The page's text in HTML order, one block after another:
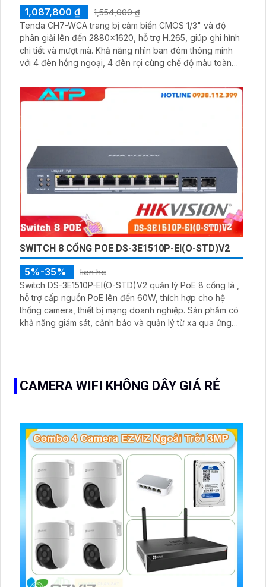
1,087,800 ₫
1,554,000 ₫
Tenda CH7-WCA trang bị cảm biến CMOS 1/3" và độ
phân giải lên đến 2880×1620, hỗ trợ H.265, giúp ghi hình
chi tiết và mượt mà. Khả năng nhìn ban đêm thông minh
với 4 đèn hồng ngoại, 4 đèn rọi cùng chế độ màu toàn
SWITCH 8 CỔNG POE DS-3E1510P-EI(O-STD)V2
5%-35%
lien he
Switch DS-3E1510P-EI(O-STD)V2 quản lý PoE 8 cổng là ,
hỗ trợ cấp nguồn PoE lên đến 60W, thích hợp cho hệ
thống camera, thiết bị mạng doanh nghiệp. Sản phẩm có
khả năng giám sát, cảnh báo và quản lý từ xa qua ứng
CAMERA WIFI KHÔNG DÂY GIÁ RẺ